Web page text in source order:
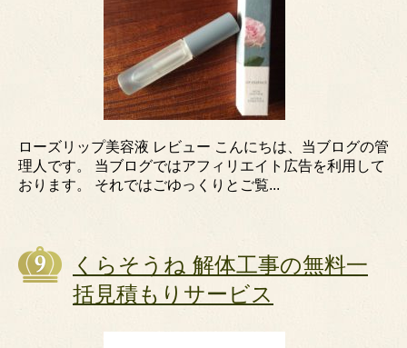
ローズリップ美容液 レビュー こんにちは、当ブログの管
理人です。 当ブログではアフィリエイト広告を利用して
おります。 それではごゆっくりとご覧...
くらそうね 解体工事の無料一
括見積もりサービス